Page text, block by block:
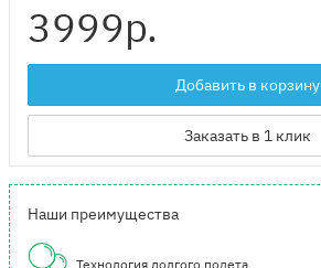
3999р.
Добавить в корзину
Заказать в 1 клик
Наши преимущества
Технология долгого полета